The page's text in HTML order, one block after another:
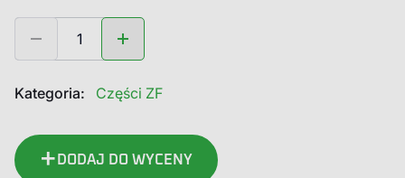
4662303025
Flansza
DODAJ DO WYCENY
Kategoria: Części ZF